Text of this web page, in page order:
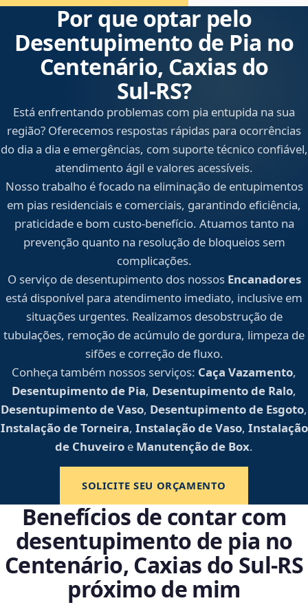
Por que optar pelo
Desentupimento de Pia no
Centenário, Caxias do
Sul‑RS?
Está enfrentando problemas com pia entupida na sua
região? Oferecemos respostas rápidas para ocorrências
do dia a dia e emergências, com suporte técnico confiável,
atendimento ágil e valores acessíveis.
Nosso trabalho é focado na eliminação de entupimentos
em pias residenciais e comerciais, garantindo eficiência,
praticidade e bom custo-benefício. Atuamos tanto na
prevenção quanto na resolução de bloqueios sem
complicações.
O serviço de desentupimento dos nossos Encanadores
está disponível para atendimento imediato, inclusive em
situações urgentes. Realizamos desobstrução de
tubulações, remoção de acúmulo de gordura, limpeza de
sifões e correção de fluxo.
Conheça também nossos serviços: Caça Vazamento,
Desentupimento de Pia, Desentupimento de Ralo,
Desentupimento de Vaso, Desentupimento de Esgoto,
Instalação de Torneira, Instalação de Vaso, Instalação
de Chuveiro e Manutenção de Box.
SOLICITE SEU ORÇAMENTO
Benefícios de contar com
desentupimento de pia no
Centenário, Caxias do Sul‑RS
próximo de mim